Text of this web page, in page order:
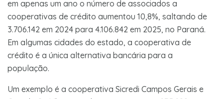
em apenas um ano o número de associados a
cooperativas de crédito aumentou 10,8%, saltando de
3.706.142 em 2024 para 4.106.842 em 2025, no Paraná.
Em algumas cidades do estado, a cooperativa de
crédito é a única alternativa bancária para a
população.
Um exemplo é a cooperativa Sicredi Campos Gerais e